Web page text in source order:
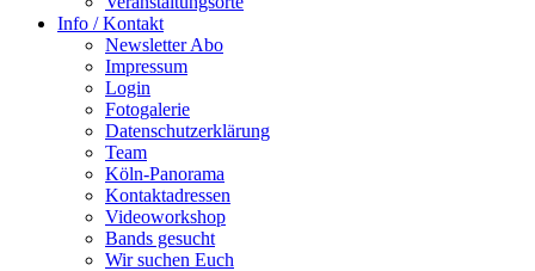
Info / Kontakt
Newsletter Abo
Impressum
Login
Fotogalerie
Datenschutzerklärung
Team
Köln-Panorama
Kontaktadressen
Videoworkshop
Bands gesucht
Wir suchen Euch